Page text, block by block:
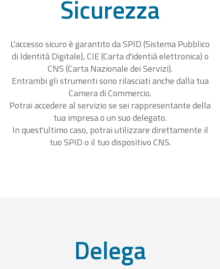
Sicurezza
L'accesso sicuro è garantito da SPID (Sistema Pubblico
di Identità Digitale), CIE (Carta d'identià elettronica) o
CNS (Carta Nazionale dei Servizi).
Entrambi gli strumenti sono rilasciati anche dalla tua
Camera di Commercio.
Potrai accedere al servizio se sei rappresentante della
tua impresa o un suo delegato.
In quest'ultimo caso, potrai utilizzare direttamente il
tuo SPID o il tuo dispositivo CNS.
Delega